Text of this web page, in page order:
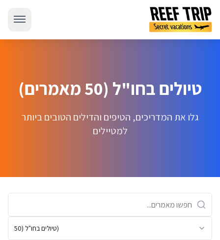
טיולים בחו"ל (50 מאמרים)
גלו את המדריכים, הטיפים והדילים הטובים ביותר
למטיילים
טיולים בחו"ל (
50 )